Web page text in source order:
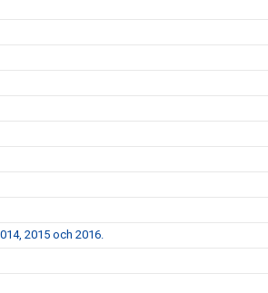
2015 och 2016.